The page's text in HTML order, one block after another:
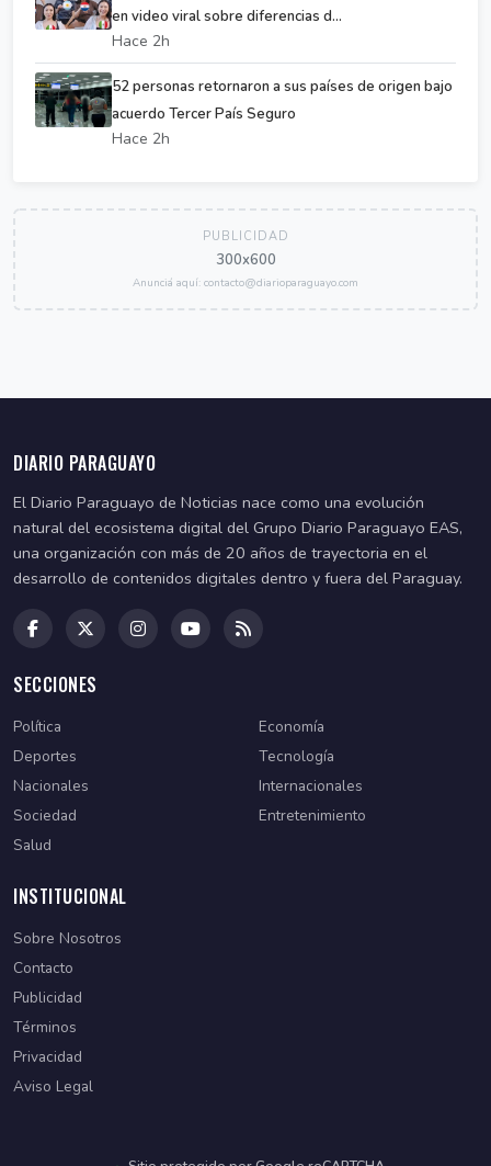
en video viral sobre diferencias d...
Hace 2h
52 personas retornaron a sus países de origen bajo
acuerdo Tercer País Seguro
Hace 2h
PUBLICIDAD
300x600
Anunciá aquí: contacto@diarioparaguayo.com
DIARIO PARAGUAYO
El Diario Paraguayo de Noticias nace como una evolución
natural del ecosistema digital del Grupo Diario Paraguayo EAS,
una organización con más de 20 años de trayectoria en el
desarrollo de contenidos digitales dentro y fuera del Paraguay.
SECCIONES
Política
Economía
Deportes
Tecnología
Nacionales
Internacionales
Sociedad
Entretenimiento
Salud
INSTITUCIONAL
Sobre Nosotros
Contacto
Publicidad
Términos
Privacidad
Aviso Legal